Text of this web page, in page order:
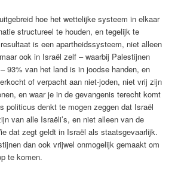
hoe het wettelijke systeem in elkaar
structureel te houden, en tegelijk te
is een apartheidssysteem, niet alleen
ook in Israël zelf – waarbij Palestijnen
93% van het land is in joodse handen, en
of verpacht aan niet-joden, niet vrij zijn
en waar je in de gevangenis terecht komt
politicus denkt te mogen zeggen dat Israël
van alle Israëli’s, en niet alleen van de
dat zegt geldt in Israël als staatsgevaarlijk.
dan ook vrijwel onmogelijk gemaakt om
te komen.